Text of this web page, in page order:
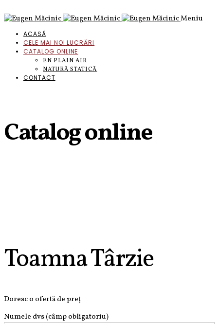
Meniu
ACASĂ
CELE MAI NOI LUCRĂRI
CATALOG ONLINE
EN PLAIN AIR
NATURĂ STATICĂ
CONTACT
Catalog online
Toamna Târzie
Doresc o ofertă de preț
Numele dvs (câmp obligatoriu)